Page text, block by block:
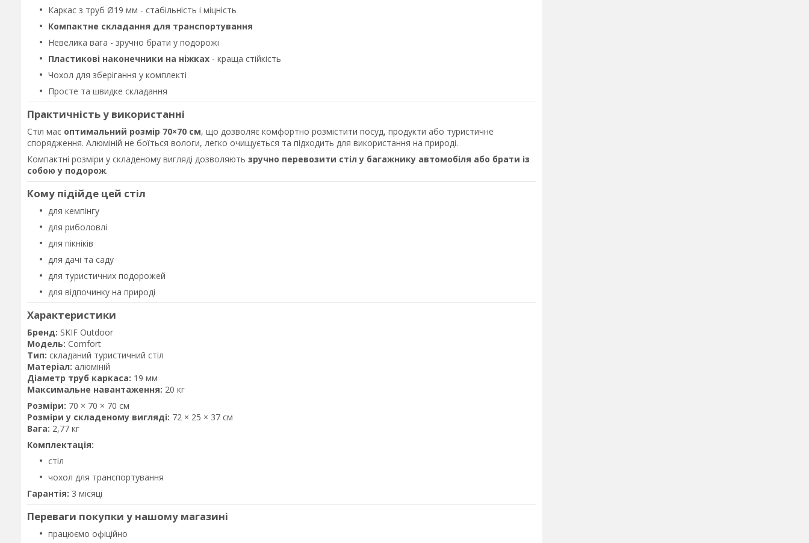
Каркас з труб Ø19 мм - стабільність і міцність
Компактне складання для транспортування
Невелика вага - зручно брати у подорожі
Пластикові наконечники на ніжках - краща стійкість
Чохол для зберігання у комплекті
Просте та швидке складання
Практичність у використанні
Стіл має оптимальний розмір 70×70 см, що дозволяє комфортно розмістити посуд, продукти або туристичне
спорядження. Алюміній не боїться вологи, легко очищується та підходить для використання на природі.
Компактні розміри у складеному вигляді дозволяють зручно перевозити стіл у багажнику автомобіля або брати із
собою у подорож.
Кому підійде цей стіл
для кемпінгу
для риболовлі
для пікніків
для дачі та саду
для туристичних подорожей
для відпочинку на природі
Характеристики
Бренд: SKIF Outdoor
Модель: Comfort
Тип: складаний туристичний стіл
Матеріал: алюміній
Діаметр труб каркаса: 19 мм
Максимальне навантаження: 20 кг
Розміри: 70 × 70 × 70 см
Розміри у складеному вигляді: 72 × 25 × 37 см
Вага: 2,77 кг
Комплектація:
стіл
чохол для транспортування
Гарантія: 3 місяці
Переваги покупки у нашому магазині
працюємо офіційно